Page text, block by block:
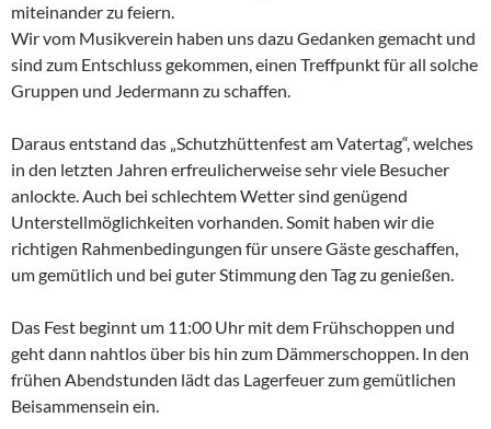
miteinander zu feiern.
Wir vom Musikverein haben uns dazu Gedanken gemacht und
sind zum Entschluss gekommen, einen Treffpunkt für all solche
Gruppen und Jedermann zu schaffen.
Daraus entstand das „Schutzhüttenfest am Vatertag“, welches
in den letzten Jahren erfreulicherweise sehr viele Besucher
anlockte. Auch bei schlechtem Wetter sind genügend
Unterstellmöglichkeiten vorhanden. Somit haben wir die
richtigen Rahmenbedingungen für unsere Gäste geschaffen,
um gemütlich und bei guter Stimmung den Tag zu genießen.
Das Fest beginnt um 11:00 Uhr mit dem Frühschoppen und
geht dann nahtlos über bis hin zum Dämmerschoppen. In den
frühen Abendstunden lädt das Lagerfeuer zum gemütlichen
Beisammensein ein.